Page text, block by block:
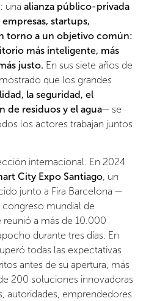
una alianza público-privada
startups,
torno a un objetivo común:
más inteligente, más
justo. En sus siete años de
que los grandes
la seguridad, el
de residuos y el agua— se
los actores trabajan juntos
internacional. En 2024
City Expo Santiago , un
junto a Fira Barcelona —
congreso mundial de
a más de 10.000
durante tres días. En
todas las expectativas
antes de su apertura, más
200 soluciones innovadoras
autoridades, emprendedores